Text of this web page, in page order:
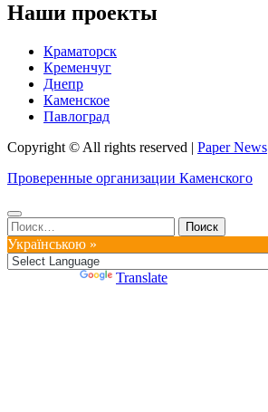
Наши проекты
Краматорск
Кременчуг
Днепр
Каменское
Павлоград
Copyright © All rights reserved | Paper News
Проверенные организации Каменского
Найти:
Українською »
Translate